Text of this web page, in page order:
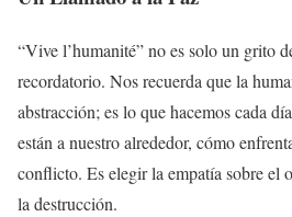
“Vive l’humanité” no es solo un grito
recordatorio. Nos recuerda que la
abstracción; es lo que hacemos cada
están a nuestro alrededor, cómo
conflicto. Es elegir la empatía sobre el
la destrucción.